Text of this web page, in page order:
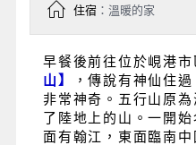
住宿：溫暖的家
早餐後前往位於峴港
山】
，傳說有神仙住
非常神奇。五行山原
了陸地上的山。一開
面有翰江，東面臨南